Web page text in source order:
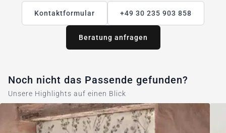
Kontaktformular +49 30 235 903 858
Beratung anfragen
Noch nicht das Passende gefunden?
Unsere Highlights auf einen Blick